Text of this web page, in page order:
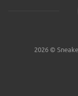
2026 ©